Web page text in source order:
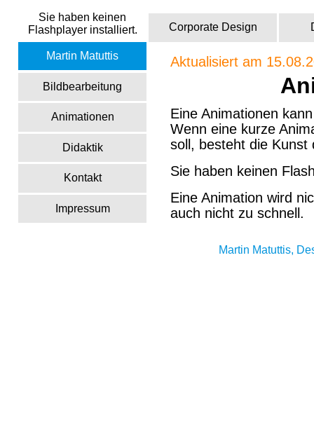
Sie haben keinen
Flashplayer installiert.
Martin Matuttis
Bildbearbeitung
Animationen
Didaktik
Kontakt
Impressum
Corporate Design
Aktualisiert am
Eine Animationen
Wenn eine kurze
soll, besteht die Kunst
Sie haben keinen
Eine Animation wird
auch nicht zu schnell.
Martin Matuttis,